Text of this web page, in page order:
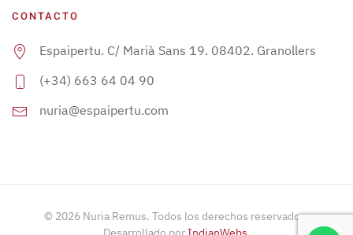
CONTACTO
Espaipertu. C/ Marià Sans 19. 08402. Granollers
(+34) 663 64 04 90
nuria@espaipertu.com
© 2026 Nuria Remus. Todos los derechos reservados.